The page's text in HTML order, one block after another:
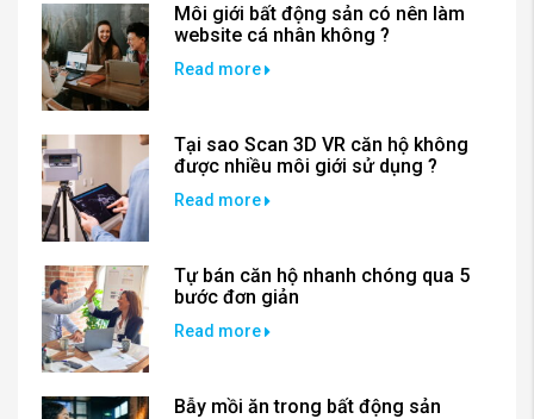
Môi giới bất động sản có nên làm
website cá nhân không ?
Read more
Tại sao Scan 3D VR căn hộ không
được nhiều môi giới sử dụng ?
Read more
Tự bán căn hộ nhanh chóng qua 5
bước đơn giản
Read more
Bẫy mồi ăn trong bất động sản